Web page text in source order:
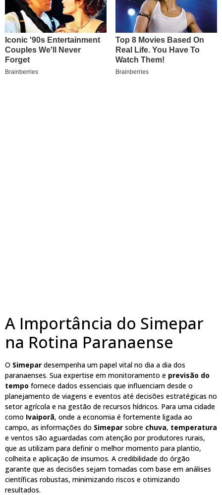
A Importância do Simepar
na Rotina Paranaense
O Simepar desempenha um papel vital no dia a dia dos
paranaenses. Sua expertise em monitoramento e previsão do
tempo fornece dados essenciais que influenciam desde o
planejamento de viagens e eventos até decisões estratégicas no
setor agrícola e na gestão de recursos hídricos. Para uma cidade
como Ivaiporã, onde a economia é fortemente ligada ao
campo, as informações do Simepar sobre chuva, temperatura
e ventos são aguardadas com atenção por produtores rurais,
que as utilizam para definir o melhor momento para plantio,
colheita e aplicação de insumos. A credibilidade do órgão
garante que as decisões sejam tomadas com base em análises
científicas robustas, minimizando riscos e otimizando
resultados.